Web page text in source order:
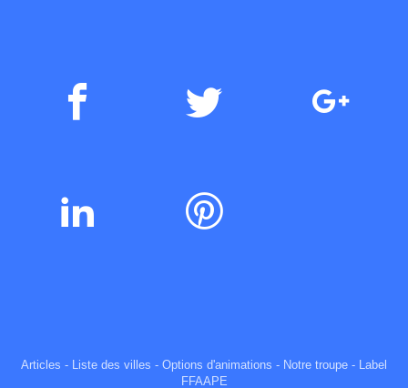
Articles - Liste des villes - Options d'animations - Notre troupe - Label
FFAAPE